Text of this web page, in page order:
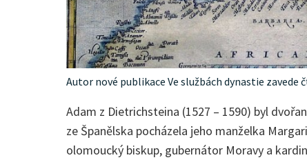
Autor nové publikace Ve službách dynastie zavede
Adam z Dietrichsteina (1527 – 1590) byl
ze Španělska pocházela jeho manželka
olomoucký biskup, gubernátor Moravy a